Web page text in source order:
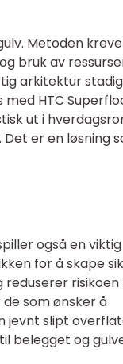
Metoden
bruk av
arkitektur
HTC
ut i
er en løsning
også en viktig
for å skape
som ønsker å
jevnt slipt
belegget og